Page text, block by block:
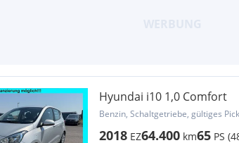
Hyundai i10 1,0 Comfort
Benzin, Schaltgetriebe, gültiges
2018 EZ64.400 km65 PS